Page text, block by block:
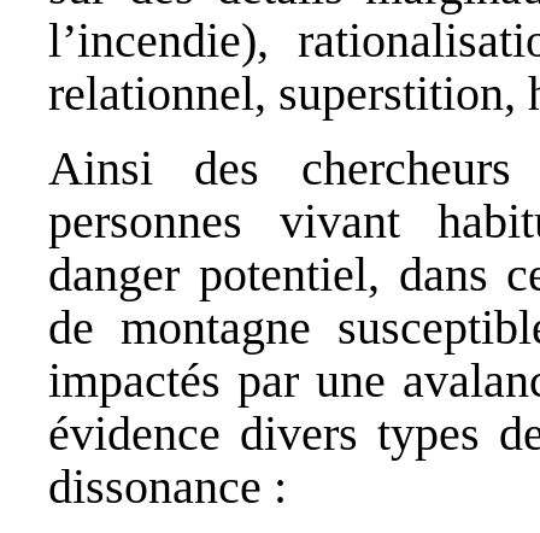
l’incendie),
relationnel,
Ainsi des
personnes vivant
danger potentiel, dans
de montagne
impactés par une
évidence divers types
dissonance :